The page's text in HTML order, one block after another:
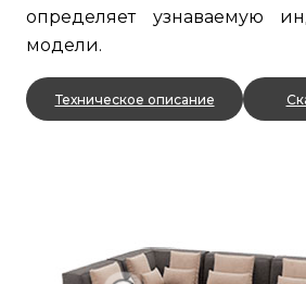
определяет узнаваемую
модели.
Техническое описание